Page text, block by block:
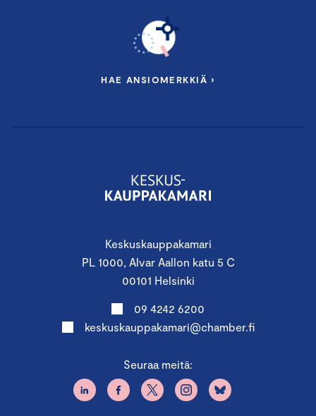
Keskuskauppakamari
PL 1000, Alvar Aallon katu 5 C
00101 Helsinki
09 4242 6200
keskuskauppakamari@chamber.fi
Seuraa meitä:
HAE ANSIOMERKKIÄ ›